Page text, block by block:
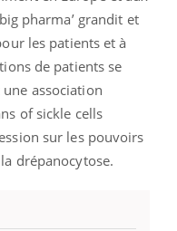
pharma’ grandit et
les patients et à
de patients se
association
of sickle cells
sur les pouvoirs
drépanocytose.